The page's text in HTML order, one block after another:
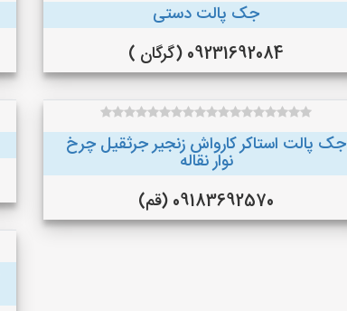
جک پالت دستی
09231692084 (گرگان )
جک پالت استاکر کارواش زنجیر جرثقیل چرخ
نوار نقاله
09183692570 (قم)